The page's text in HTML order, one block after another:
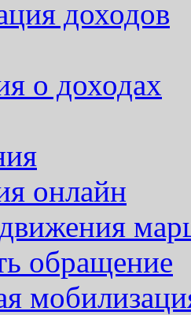
доходов
о доходах
онлайн
обращение